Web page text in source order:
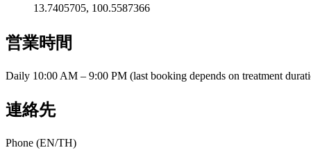
13.7405705, 100.5587366
営業時間
Daily 10:00 AM – 9:00 PM (last booking depends on treatment
連絡先
Phone (EN/TH)